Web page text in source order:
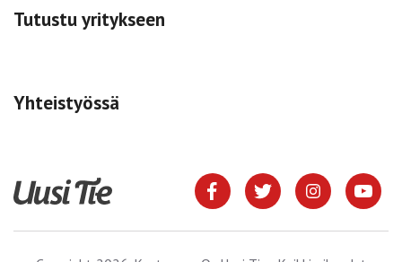
Tutustu yritykseen
Yhteistyössä